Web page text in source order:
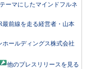
ーマにしたマインドフルネ
最前線を走る経営者・山本
ホールディングス株式会社
他のプレスリリースを見る